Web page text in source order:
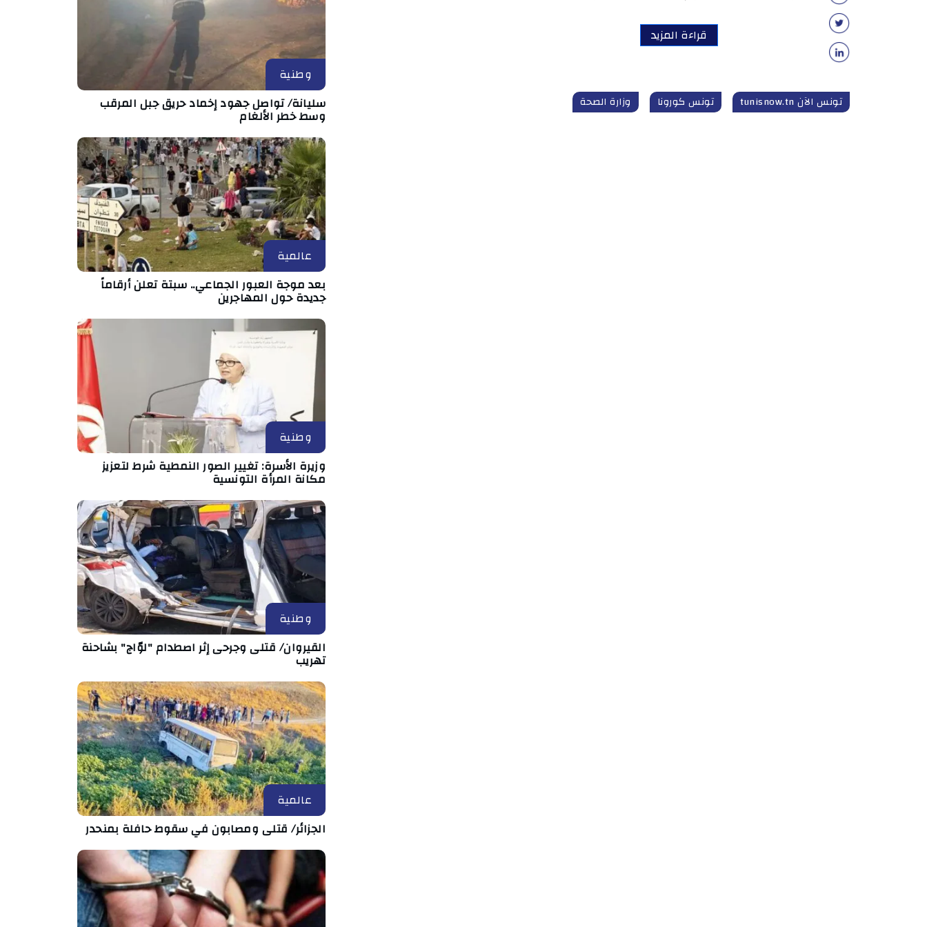
قراءة المزيد
تونس الآن tunisnow.tn تونس كورونا وزارة الصحة
وطنية
سليانة/ تواصل جهود إخماد حريق جبل المرقب
وسط خطر الألغام
عالمية
بعد موجة العبور الجماعي.. سبتة تعلن أرقاماً
جديدة حول المهاجرين
وطنية
وزيرة الأسرة: تغيير الصور النمطية شرط لتعزيز
مكانة المرأة التونسية
وطنية
القيروان/ قتلى وجرحى إثر اصطدام "لوّاج" بشاحنة
تهريب
عالمية
الجزائر/ قتلى ومصابون في سقوط حافلة بمنحدر